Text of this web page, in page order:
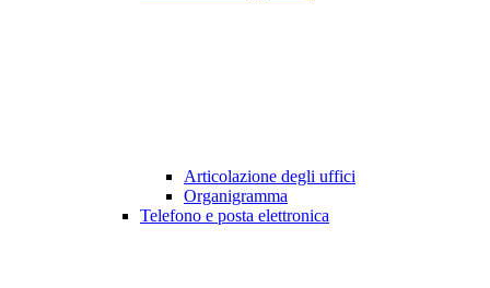
Articolazione degli uffici
Organigramma
Telefono e posta elettronica